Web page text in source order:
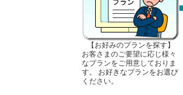
【お好みのプランを探す】
お客さまのご要望に応じ様々
なプランをご用意しておりま
す。 お好きなプランをお選び
ください。